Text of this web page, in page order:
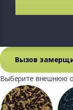
Вызов
Выберите внешнюю